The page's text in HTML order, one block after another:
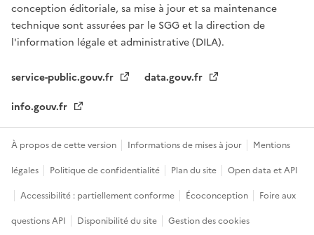
conception éditoriale, sa mise à jour et sa maintenance
technique sont assurées par le SGG et la direction de
l'information légale et administrative (DILA).
service-public.gouv.fr
data.gouv.fr
info.gouv.fr
À propos de cette version Informations de mises à jour
Mentions
légales
Politique de confidentialité Plan du site
Open data et API
Accessibilité : partiellement conforme
Écoconception
Foire aux
questions API
Disponibilité du site Gestion des cookies